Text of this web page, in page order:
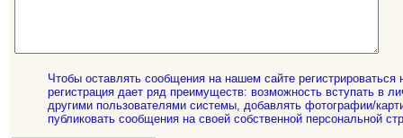
Чтобы оставлять сообщения на нашем сайте регистрироваться
регистрация дает ряд преимуществ: возможность вступать в
другими пользователями системы, добавлять фотографии/
публиковать сообщения на своей собственной персональной